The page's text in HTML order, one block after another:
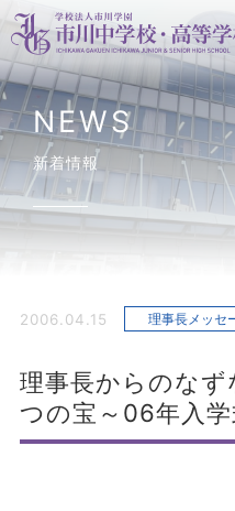
NEWS
新着情報
2006.04.15 理事長メッセ
理事長からのな
つの宝～06年入学